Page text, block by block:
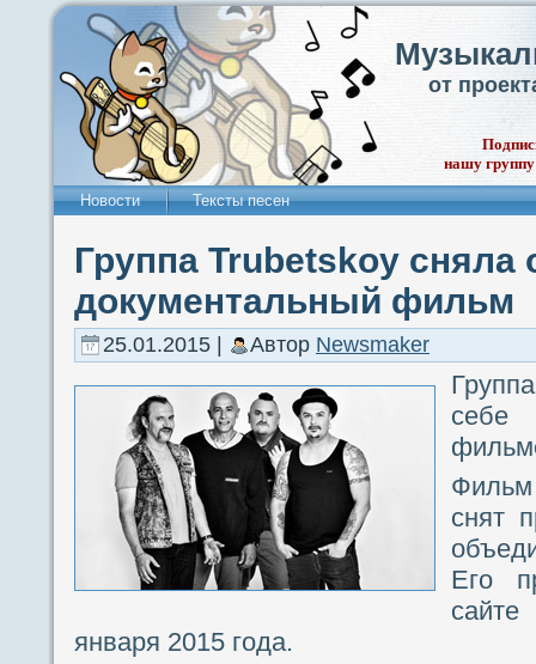
от
нашу
Новости Тексты песен
Группа Trubetskoy сняла
документальный фильм
25.01.2015 | Автор Newsmaker
себе
Фильм
снят
Его
января 2015 года.